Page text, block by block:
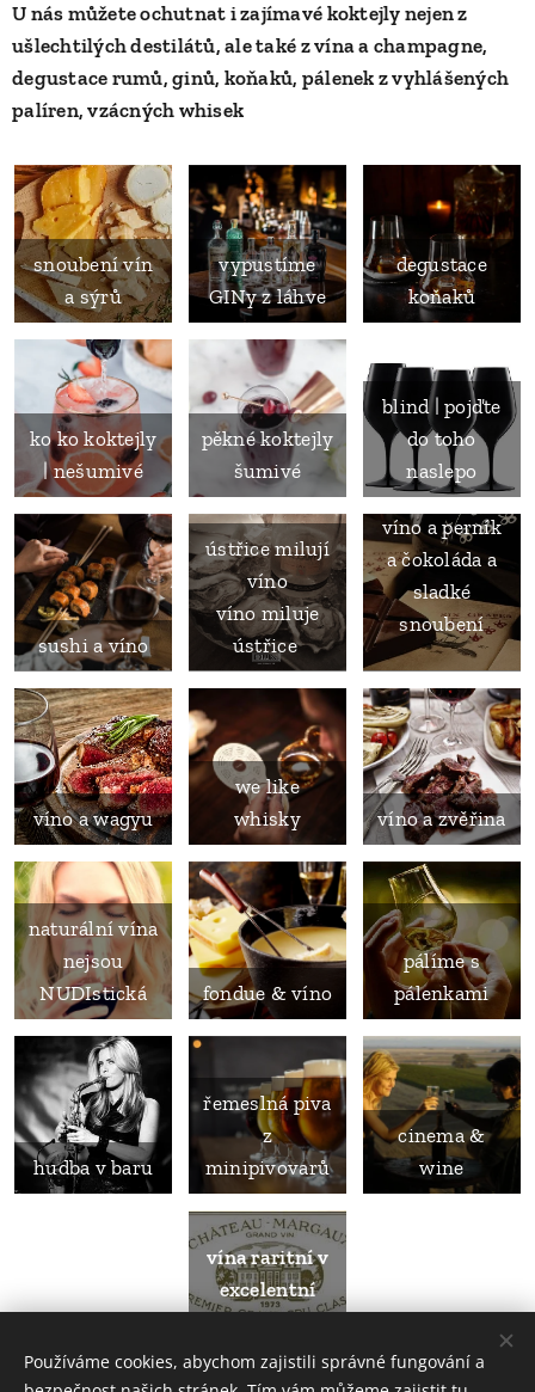
U nás můžete ochutnat i zajímavé koktejly nejen z
ušlechtilých destilátů, ale také z vína a champagne,
degustace rumů, ginů, koňaků, pálenek z vyhlášených
palíren, vzácných whisek
snoubení vín
a sýrů
vypustíme
GINy z láhve
degustace
koňaků
ko ko koktejly
| nešumivé
pěkné koktejly
šumivé
blind | pojďte
do toho
naslepo
sushi a víno
ústřice milují
víno
víno miluje
ústřice
víno a perník
a čokoláda a
sladké
snoubení
víno a wagyu
we like
whisky
víno a zvěřina
naturální vína
nejsou
NUDIstická
fondue & víno
pálíme s
pálenkami
hudba v baru
řemeslná piva
z
minipivovarů
cinema &
wine
vína raritní v
excelentní
Používáme cookies, abychom zajistili správné fungování a